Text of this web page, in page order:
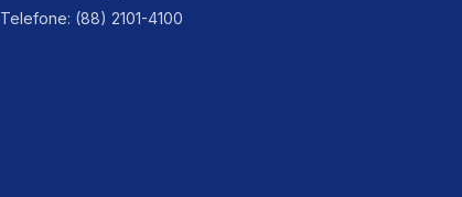
Telefone: (88) 2101-4100